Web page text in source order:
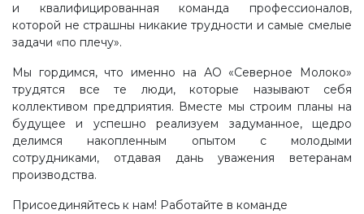
и квалифицированная команда профессионалов,
которой не страшны никакие трудности и самые смелые
задачи «по плечу».
Мы гордимся, что именно на АО «Северное Молоко»
трудятся все те люди, которые называют себя
коллективом предприятия. Вместе мы строим планы на
будущее и успешно реализуем задуманное, щедро
делимся накопленным опытом с молодыми
сотрудниками, отдавая дань уважения ветеранам
производства.
Присоединяйтесь к нам! Работайте в команде